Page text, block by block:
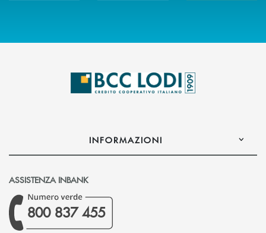
INFORMAZIONI
ASSISTENZA INBANK
800 837 455